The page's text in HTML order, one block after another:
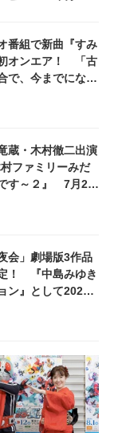
番組で新曲『すみ
オンエア！ 「古
で、今までにない
蔵・木村徹二出演
ファミリーみだ
す～２』 7月25
会」劇場版3作品
！ 『中島みゆき
ン』として2026